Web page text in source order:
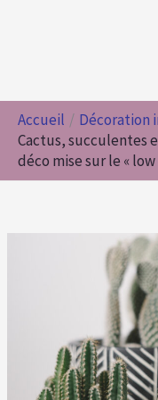
Accueil
Décoration
Cactus, succulentes
déco mise sur le «